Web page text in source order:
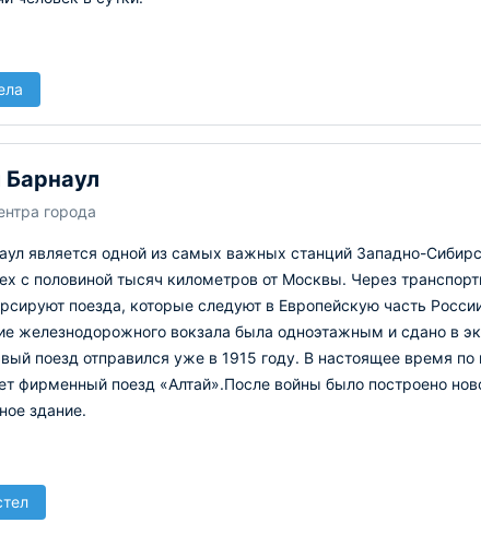
города
является одной из самых важных станций Западно-
с половиной тысяч километров от Москвы. Через
поезда, которые следуют в Европейскую часть
железнодорожного вокзала была одноэтажным и сдано в
поезд отправился уже в 1915 году. В настоящее время
фирменный поезд «Алтай».После войны было построено
здание.